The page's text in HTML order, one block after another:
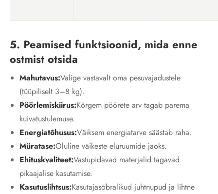
5. Peamised funktsioonid, mida enne
ostmist otsida
Mahutavus:Valige vastavalt oma pesuvajadustele
(tüüpiliselt 3–8 kg).
Pöörlemiskiirus:Kõrgem pöörete arv tagab parema
kuivatustulemuse.
Energiatõhusus:Väiksem energiatarve säästab raha.
Müratase:Oluline väikeste eluruumide jaoks.
Ehituskvaliteet:Vastupidavad materjalid tagavad
pikaajalise kasutamise.
Kasutuslihtsus:Kasutajasõbralikud juhtnupud ja lihtne